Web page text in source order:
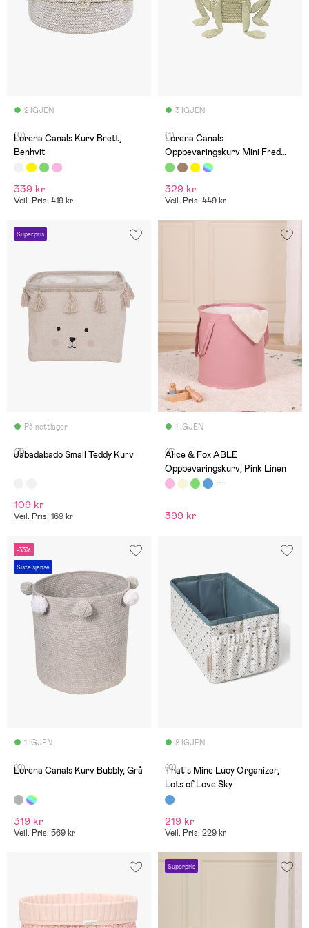
2 IGJEN
(0)
Lorena Canals Kurv Brett,
Benhvit
339 kr
Veil. Pris: 419 kr
3 IGJEN
(1)
Lorena Canals
Oppbevaringskurv Mini Fred
the Frog
329 kr
Veil. Pris: 449 kr
Superpris
På nettlager
(3)
Jabadabado Small Teddy Kurv
109 kr
Veil. Pris: 169 kr
1 IGJEN
(2)
Alice & Fox ABLE
Oppbevaringskurv, Pink Linen
399 kr
-33%
Siste sjanse
1 IGJEN
(0)
Lorena Canals Kurv Bubbly, Grå
319 kr
Veil. Pris: 569 kr
8 IGJEN
(0)
That's Mine Lucy Organizer,
Lots of Love Sky
219 kr
Veil. Pris: 229 kr
Superpris